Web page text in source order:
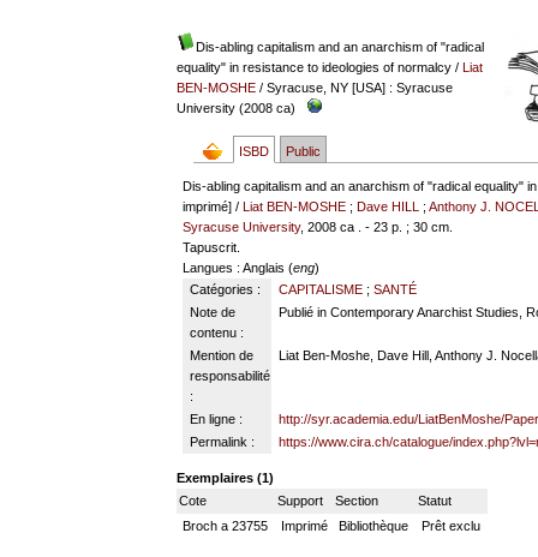
Dis-abling capitalism and an anarchism of "radical
equality" in resistance to ideologies of normalcy/ Liat
BEN-MOSHE/ Syracuse, NY [USA] : Syracuse
University (2008 ca)
ISBD Public
Dis-abling capitalism and an anarchism of "radical equality"
imprimé] /Liat BEN-MOSHE ;Dave HILL ;Anthony J.
Syracuse University, 2008 ca . - 23 p. ; 30 cm.
Tapuscrit.
Langues : Anglais (eng)
Catégories :
CAPITALISME; SANTÉ
Note de
contenu :
Publié in Contemporary Anarchist Studies,
Mention de
responsabilité
:
Liat Ben-Moshe, Dave Hill, Anthony J.
En ligne :
http://syr.academia.edu/LiatBenMoshe/
Permalink :
https://www.cira.ch/catalogue/
Exemplaires (1)
Cote
Support Section
Statut
Broch a 23755
Imprimé Bibliothèque Prêt exclu